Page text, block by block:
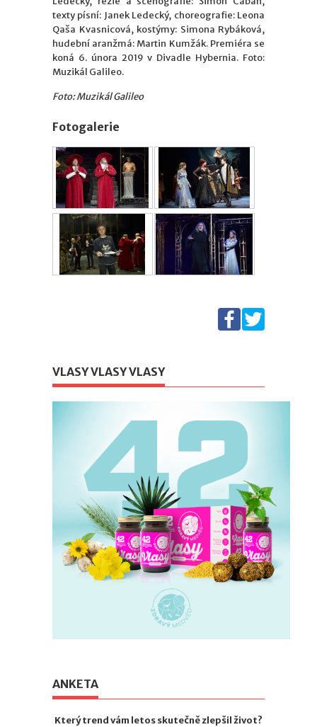
texty písní: Janek Ledecký, choreografie: Leona
Qaša Kvasnicová, kostýmy: Simona Rybáková,
hudební aranžmá: Martin Kumžák. Premiéra se
koná 6. února 2019 v Divadle Hybernia. Foto:
Muzikál Galileo.
Foto: Muzikál Galileo
Fotogalerie
VLASY VLASY VLASY
ANKETA
Který trend vám letos skutečně zlepšil život?